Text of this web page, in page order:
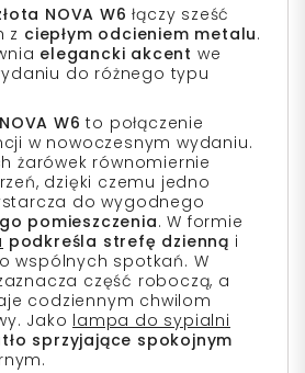
NOVA W6łączy sześć
z ciepłym odcieniem metalu.
elegancki akcent we
do różnego typu
NOVA W6 to połączenie
w nowoczesnym wydaniu.
żarówek równomiernie
dzięki czemu jedno
do wygodnego
pomieszczenia. W formie
podkreśla strefę dzienną i
wspólnych spotkań. W
część roboczą, a
codziennym chwilom
Jako lampa do sypialni
sprzyjające spokojnym